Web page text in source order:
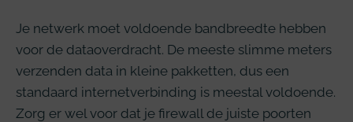
Je netwerk moet voldoende bandbreedte hebben
voor de dataoverdracht. De meeste slimme meters
verzenden data in kleine pakketten, dus een
standaard internetverbinding is meestal voldoende.
Zorg er wel voor dat je firewall de juiste poorten